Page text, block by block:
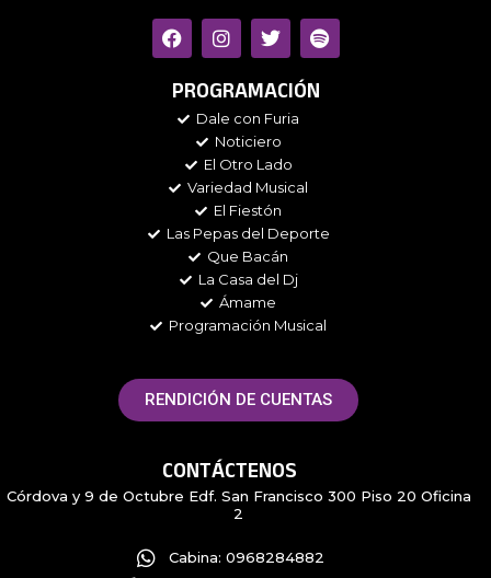
F
a
c
e
b
o
I
n
s
t
a
g
r
a
m
T
w
i
t
t
e
r
S
p
o
t
i
PROGRAMACIÓN
Dale con Furia
Noticiero
El Otro Lado
Variedad Musical
El Fiestón
Las Pepas del Deporte
Que Bacán
La Casa del Dj
Ámame
Programación Musical
RENDICIÓN DE CUENTAS
CONTÁCTENOS
Córdova y 9 de Octubre Edf. San Francisco 300 Piso 20 Oficina
2
Cabina: 0968284882